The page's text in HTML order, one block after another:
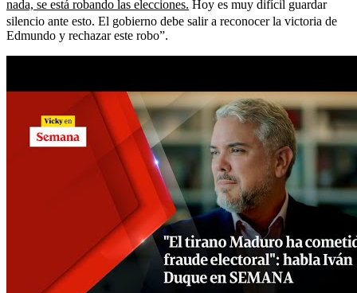
nada, se está robando las elecciones. Hoy es muy difícil guardar
silencio ante esto. El gobierno debe salir a reconocer la victoria de
Edmundo y rechazar este robo”.